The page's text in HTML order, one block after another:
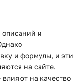
описаний и
и формулы, и эти
на сайте.
на качество